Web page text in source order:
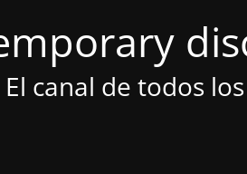
El canal de todos